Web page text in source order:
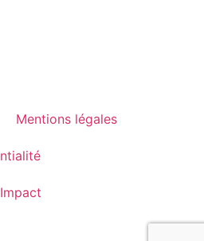
Mentions légales